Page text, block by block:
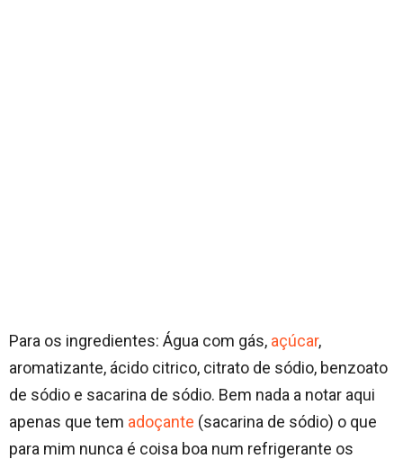
Para os ingredientes: Água com gás, açúcar,
aromatizante, ácido citrico, citrato de sódio, benzoato
de sódio e sacarina de sódio. Bem nada a notar aqui
apenas que tem adoçante (sacarina de sódio) o que
para mim nunca é coisa boa num refrigerante os